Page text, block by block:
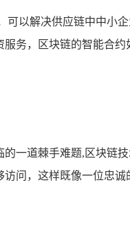
可以解决供应链中中小
务，区块链的智能合
一道棘手难题,区块链
问，这样既像一位忠